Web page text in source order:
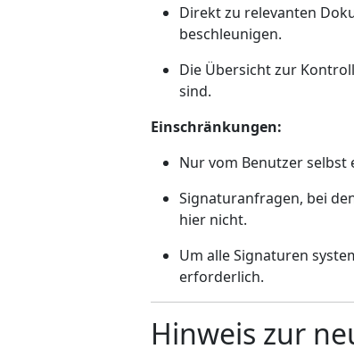
Direkt zu relevanten
beschleunigen.
Die Übersicht zur
sind.
Einschränkungen:
Nur vom Benutzer
Signaturanfragen, bei
hier nicht.
Um alle Signaturen
erforderlich.
Hinweis zur